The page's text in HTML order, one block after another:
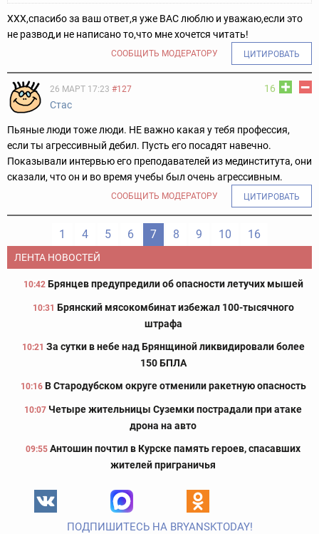
ХХХ,спасибо за ваш ответ,я уже ВАС люблю и уважаю,если это
не развод,и не написано то,что мне хочется читать!
СООБЩИТЬ МОДЕРАТОРУ ЦИТИРОВАТЬ
16
26 МАРТ 17:23 #127
Стас
Пьяные люди тоже люди. НЕ важно какая у тебя профессия,
если ты агрессивный дебил. Пусть его посадят навечно.
Показывали интервью его преподавателей из мединститута, они
сказали, что он и во время учебы был очень агрессивным.
СООБЩИТЬ МОДЕРАТОРУ ЦИТИРОВАТЬ
1 4 5 6 7 8 9 10 16
ЛЕНТА НОВОСТЕЙ
10:42 Брянцев предупредили об опасности летучих мышей
10:31 Брянский мясокомбинат избежал 100-тысячного
штрафа
10:21 За сутки в небе над Брянщиной ликвидировали более
150 БПЛА
10:16 В Стародубском округе отменили ракетную опасность
10:07 Четыре жительницы Суземки пострадали при атаке
дрона на авто
09:55 Антошин почтил в Курске память героев, спасавших
жителей приграничья
ПОДПИШИТЕСЬ НА BRYANSKTODAY!